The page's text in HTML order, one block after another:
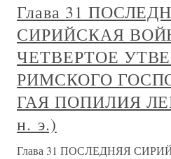
Глава 31
СИРИЙСКАЯ
ЧЕТВЕРТОЕ
РИМСКОГО
ГАЯ ПОПИЛИЯ
н. э.)
Глава 31 ПОСЛЕДНЯЯ